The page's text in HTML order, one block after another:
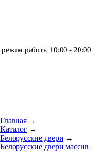
режим работы 10:00 - 20:00
Главная →
Каталог →
Белорусские двери →
Белорусские двери массив